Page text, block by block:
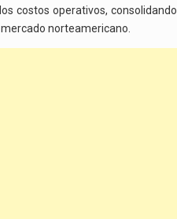
costos operativos, consolidando
norteamericano.